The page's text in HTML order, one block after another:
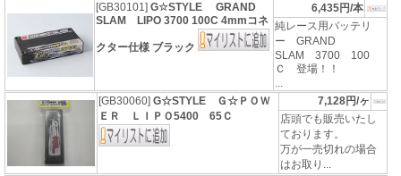
[GB30101]G☆STYLE GRAND
SLAM LIPO 3700 100C 4mmコネ
クター仕様 ブラック
6,435円/本
純レース用バッテリ
ー GRAND
SLAM 3700 100
Ｃ 登場！！
...
[GB30060]G☆STYLE Ｇ☆ＰＯＷ
ＥＲ ＬＩＰＯ5400 65Ｃ
7,128円/ヶ
店頭でも販売いたし
ております。
万が一売切れの場合
はお取り...